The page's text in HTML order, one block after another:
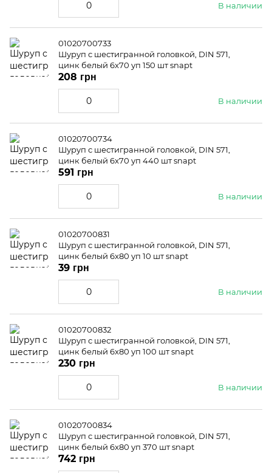
В наличии
01020700733
Шуруп с шестигранной головкой, DIN 571,
цинк белый 6x70 уп 150 шт snapt
В наличии
208 грн
01020700734
Шуруп с шестигранной головкой, DIN 571,
цинк белый 6x70 уп 440 шт snapt
В наличии
591 грн
01020700831
Шуруп с шестигранной головкой, DIN 571,
цинк белый 6x80 уп 10 шт snapt
В наличии
39 грн
01020700832
Шуруп с шестигранной головкой, DIN 571,
цинк белый 6x80 уп 100 шт snapt
В наличии
230 грн
01020700834
Шуруп с шестигранной головкой, DIN 571,
цинк белый 6x80 уп 370 шт snapt
742 грн